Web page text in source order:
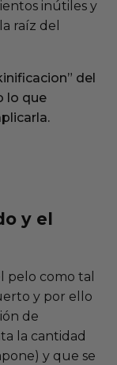
inútiles y
raíz del
del
lo que
y el
pelo como tal
y por ello
de
la cantidad
y que se